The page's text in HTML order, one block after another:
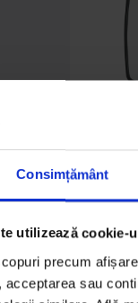
Consimțământ
utilizează cookie-
precum
acceptarea sau
cu